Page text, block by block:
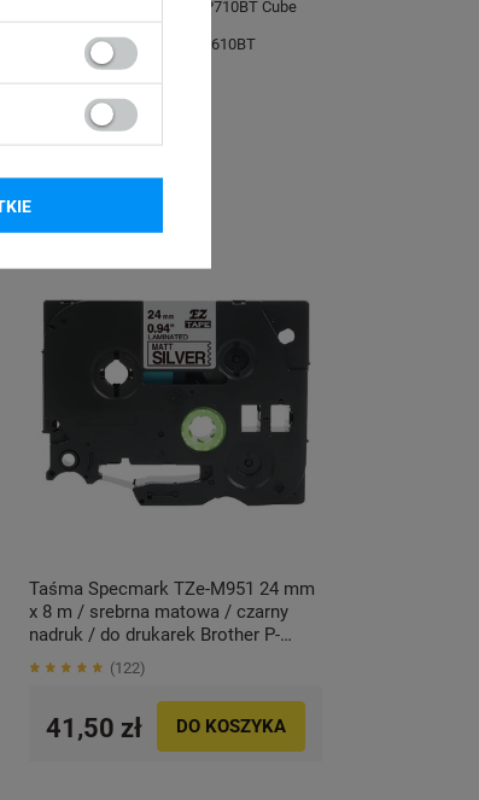
Brother P-touch PT-P710BT Cube
Brother P-touch PTD610BT
Taśma Specmark TZe-M951 24 mm
x 8 m / srebrna matowa / czarny
nadruk / do drukarek Brother P-
touch
122
41,50 zł DO KOSZYKA